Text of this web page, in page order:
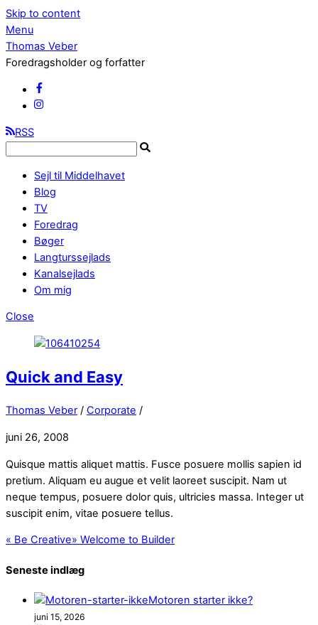
Skip to content
Menu
Thomas Veber
Foredragsholder og forfatter
RSS
Sejl til Middelhavet
Blog
TV
Foredrag
Bøger
Langturssejlads
Kanalsejlads
Om mig
Close
Quick and Easy
Thomas Veber / Corporate /
juni 26, 2008
Quisque mattis aliquet mattis. Fusce posuere mollis sapien id
pretium. Aliquam eu augue et velit laoreet suscipit. Nam ut
neque tempus, posuere dolor quis, ultricies massa. Integer ut
suscipit enim, vitae posuere tellus.
« Be Creative» Welcome to Builder
Seneste indlæg
Motoren starter ikke?
juni 15, 2026